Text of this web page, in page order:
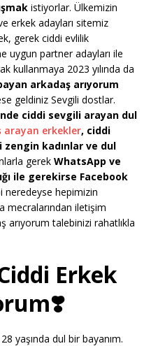
istiyorlar. Ülkemizin
erkek adayları sitemiz
gerek ciddi evlilik
uygun partner adayları ile
kullanmaya 2023 yılında da
arkadaş arıyorum
geldiniz Sevgili dostlar.
ciddi sevgili arayan dul
arayan erkekler, ciddi
kadınlar ve dul
gerek WhatsApp ve
ile gerekirse Facebook
neredeyse hepimizin
mecralarından iletişim
arıyorum talebinizi rahatlıkla
Erkek
yaşında dul bir bayanım.